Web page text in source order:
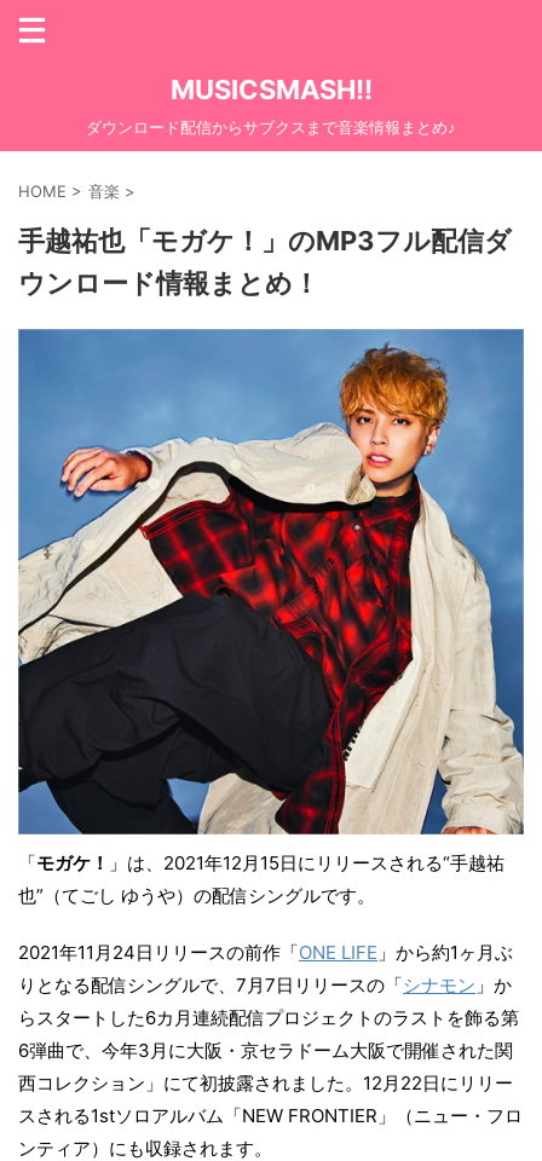
MUSICSMASH!!
ダウンロード配信からサブクスまで音楽情報まとめ♪
HOME > 音楽 >
手越祐也「モガケ！」のMP3フル配信ダ
ウンロード情報まとめ！
「モガケ！ 」は、2021年12月15日にリリースされる“手越祐
也”（てごし ゆうや）の配信シングルです。
2021年11月24日リリースの前作「ONE LIFE 」から約1ヶ月ぶ
りとなる配信シングルで、7月7日リリースの「シナモン 」か
らスタートした6カ月連続配信プロジェクトのラストを飾る第
6弾曲で、今年3月に大阪・京セラドーム大阪で開催された関
西コレクション」にて初披露されました。12月22日にリリー
スされる1stソロアルバム「NEW FRONTIER」（ニュー・フロ
ンティア‎）にも収録されます。